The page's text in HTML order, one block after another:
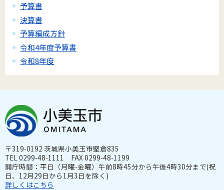
予算書
決算書
予算編成方針
令和4年度予算書
令和8年度
〒319-0192 茨城県小美玉市堅倉835
TEL 0299-48-1111 FAX 0299-48-1199
開庁時間：平日（月曜-金曜）午前8時45分から午後4時30分まで(祝
日、12月29日から1月3日を除く)
詳しくはこちら